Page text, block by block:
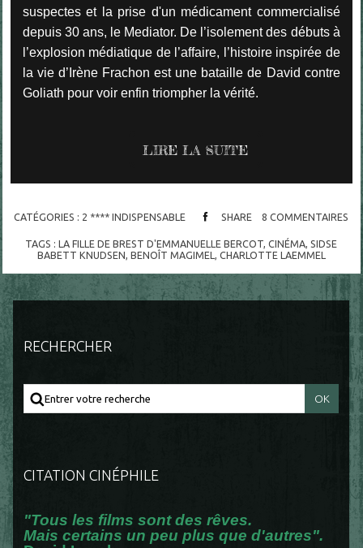
suspectes et la prise d'un médicament commercialisé
depuis 30 ans, le Mediator. De l’isolement des débuts à
l’explosion médiatique de l’affaire, l’histoire inspirée de
la vie d’Irène Frachon est une bataille de David contre
Goliath pour voir enfin triompher la vérité.
LIRE LA SUITE
CATÉGORIES : 2 **** INDISPENSABLE SHARE 8 COMMENTAIRES
TAGS :LA FILLE DE BREST D'EMMANUELLE BERCOT ,CINÉMA ,SIDSE
BABETT KNUDSEN BENOÎT MAGIMEL CHARLOTTE LAEMMEL
RECHERCHER
CITATION CINÉPHILE
"Tous les films sont des rêves.
Mais certains un peu plus que d'autres".